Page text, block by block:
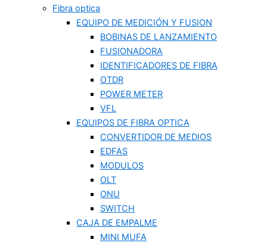
Fibra optica
EQUIPO DE MEDICIÓN Y FUSION
BOBINAS DE LANZAMIENTO
FUSIONADORA
IDENTIFICADORES DE FIBRA
OTDR
POWER METER
VFL
EQUIPOS DE FIBRA OPTICA
CONVERTIDOR DE MEDIOS
EDFAS
MODULOS
OLT
ONU
SWITCH
CAJA DE EMPALME
MINI MUFA